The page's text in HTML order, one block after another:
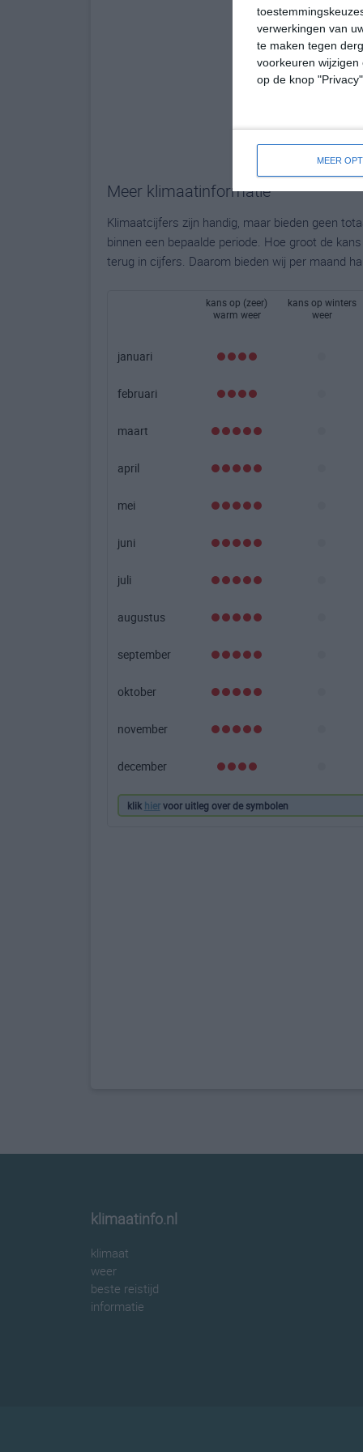
verwerkingen van
te maken tegen
voorkeuren
op de knop
MEER
Meer klimaatinformatie
Klimaatcijfers zijn handig, maar bieden geen
binnen een bepaalde periode. Hoe groot de
terug in cijfers. Daarom bieden wij per maand
kans op (zeer)
warm weer
kans op winters
weer
januari
februari
maart
april
mei
juni
juli
augustus
september
oktober
november
december
klik hiervoor uitleg over de symbolen
klimaatinfo.nl
klimaat
weer
beste reistijd
informatie